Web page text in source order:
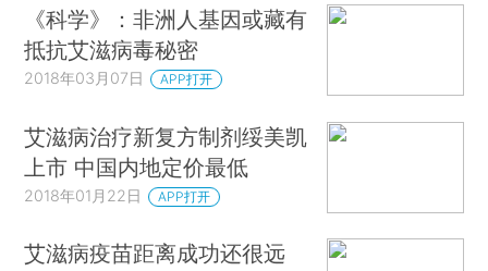
《科学》：非洲人基因或藏有
抵抗艾滋病毒秘密
2018年03月07日 APP打开
艾滋病治疗新复方制剂绥美凯
上市 中国内地定价最低
2018年01月22日 APP打开
艾滋病疫苗距离成功还很远